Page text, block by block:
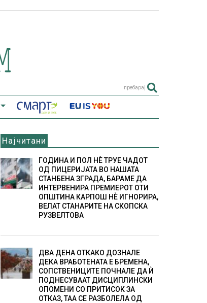
пребарај
Најчитани
ГОДИНА И ПОЛ НÈ ТРУЕ ЧАДОТ
ОД ПИЦЕРИЈАТА ВО НАШАТА
СТАНБЕНА ЗГРАДА, БАРАМЕ ДА
ИНТЕРВЕНИРА ПРЕМИЕРОТ ОТИ
ОПШТИНА КАРПОШ НÈ ИГНОРИРА,
ВЕЛАТ СТАНАРИТЕ НА СКОПСКА
РУЗВЕЛТОВА
ДВА ДЕНА ОТКАКО ДОЗНАЛЕ
ДЕКА ВРАБОТЕНАТА Е БРЕМЕНА,
СОПСТВЕНИЦИТЕ ПОЧНАЛЕ ДА Ѝ
ПОДНЕСУВААТ ДИСЦИПЛИНСКИ
ОПОМЕНИ СО ПРИТИСОК ЗА
ОТКАЗ, ТАА СЕ РАЗБОЛЕЛА ОД